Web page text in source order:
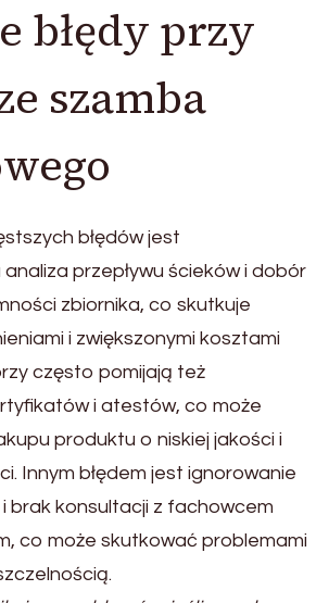
błędy przy
szamba
błędów jest
przepływu ścieków i dobór
zbiornika, co skutkuje
i zwiększonymi kosztami
często pomijają też
i atestów, co może
produktu o niskiej jakości i
Innym błędem jest ignorowanie
brak konsultacji z fachowcem
co może skutkować problemami